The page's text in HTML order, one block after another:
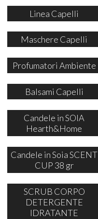
Linea Capelli
Maschere Capelli
Profumatori Ambiente
Balsami Capelli
Candele in SOIA
Hearth&Home
Candele in Soia SCENT
CUP 38 gr
SCRUB CORPO
DETERGENTE
IDRATANTE